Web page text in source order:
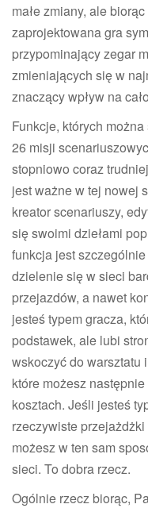
małe zmiany, ale
zaprojektowana gra
przypominający zegar
zmieniających się w
znaczący wpływ na
Funkcje, których
26 misji
stopniowo coraz
jest ważne w tej nowej
kreator scenariuszy,
się swoimi dziełami
funkcja jest
dzielenie się w sieci
przejazdów, a nawet
jesteś typem gracza,
podstawek, ale lubi
wskoczyć do warsztatu
które możesz
kosztach. Jeśli jesteś
rzeczywiste
możesz w ten sam
sieci. To dobra rzecz.
Ogólnie rzecz biorąc,